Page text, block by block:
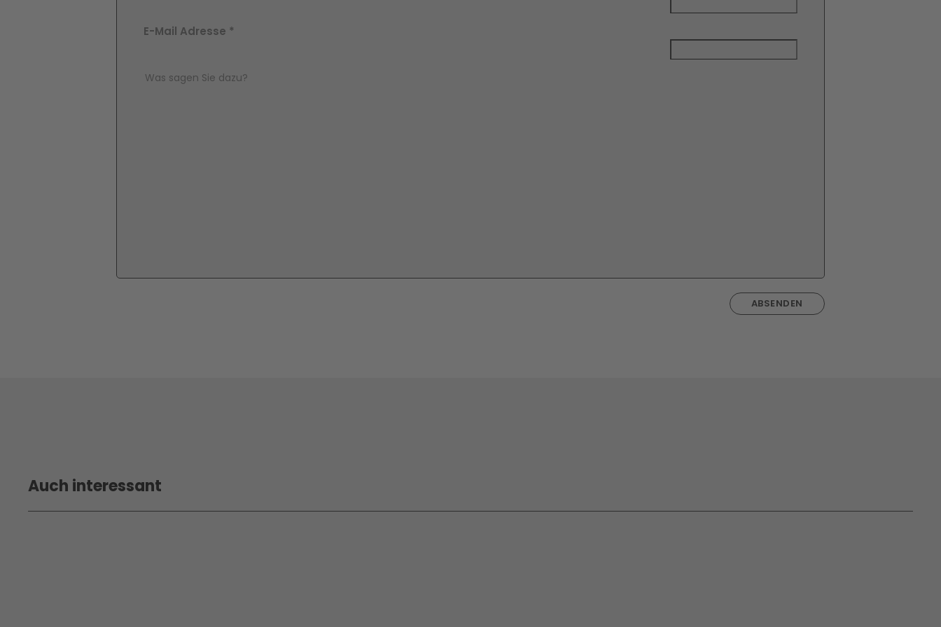
E-Mail Adresse *
Comment Text*
ABSENDEN
Auch interessant